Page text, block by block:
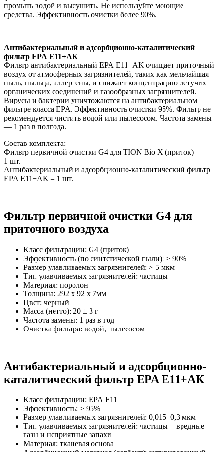
промыть водой и высушить. Не используйте моющие
средства. Эффективность очистки более 90%.
Антибактериальный и адсорбционно-каталитический
фильтр EPA E11+AK
Фильтр антибактериальный EPA Е11+AK очищает приточный
воздух от атмосферных загрязнителей, таких как мельчайшая
пыль, пыльца, аллергены, и снижает концентрацию летучих
органических соединений и газообразных загрязнителей.
Вирусы и бактерии уничтожаются на антибактериальном
фильтре класса EPA. Эффективность очистки 95%. Фильтр не
рекомендуется чистить водой или пылесосом. Частота замены
— 1 раз в полгода.
Состав комплекта:
Фильтр первичной очистки G4 для TION Bio X (приток) –
1 шт.
Антибактериальный и адсорбционно-каталитический фильтр
EPA E11+AK – 1 шт.
Фильтр первичной очистки G4 для
приточного воздуха
Класс фильтрации: G4 (приток)
Эффективность (по синтетической пыли): ≥ 90%
Размер улавливаемых загрязнителей: > 5 мкм
Тип улавливаемых загрязнителей: частицы
Материал: поролон
Толщина: 292 х 92 х 7мм
Цвет: черный
Масса (нетто): 20 ± 3 г
Частота замены: 1 раз в год
Очистка фильтра: водой, пылесосом
Антибактериальный и адсорбционно-
каталитический фильтр EPA E11+AK
Класс фильтрации: EPA E11
Эффективность: > 95%
Размер улавливаемых загрязнителей: 0,015–0,3 мкм
Тип улавливаемых загрязнителей: частицы + вредные
газы и неприятные запахи
Материал: тканевая основа